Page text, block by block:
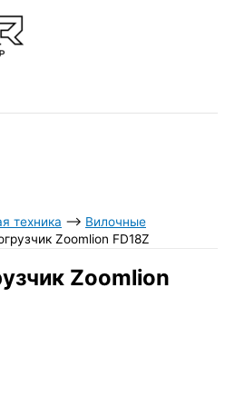
техника ⟶ Вилочные
Zoomlion FD18Z
Zoomlion